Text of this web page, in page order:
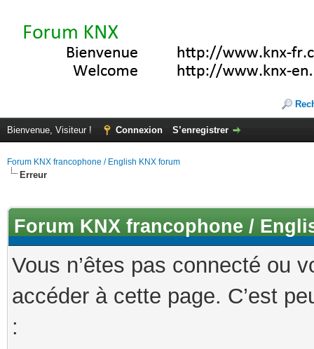
Bienvenue, Visiteur ! Connexion S’enregistrer
Forum KNX francophone / English KNX forum
Erreur
Forum KNX francophone /
Vous n’êtes pas connecté ou
accéder à cette page. C’est
: